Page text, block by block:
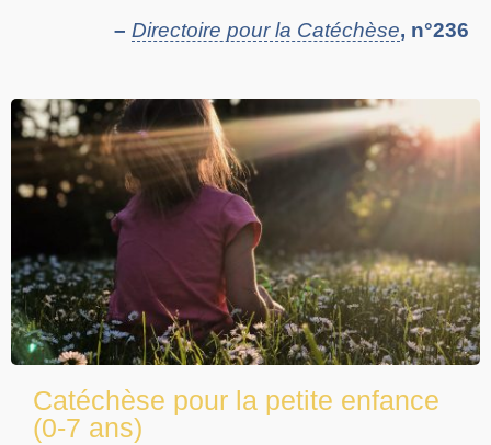
– Directoire pour la Catéchèse, n°236
Catéchèse pour la petite enfance
(0-7 ans)